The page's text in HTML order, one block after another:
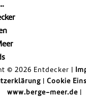
© 2026 Entdecker |
Cookie
www.berge-meer.de|